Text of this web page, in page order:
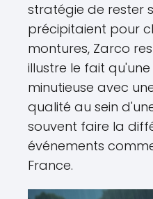
stratégie de rester
précipitaient pour
montures, Zarco
illustre le fait
minutieuse avec
qualité au sein
souvent faire la
événements
France.